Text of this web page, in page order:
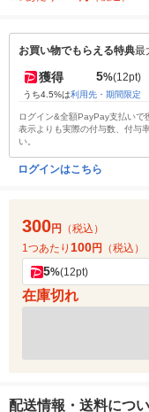
お買い物でもらえる特典最
獲得 5%(12pt)
うち4.5%は利用先・期間限定
ログイン&全額PayPay支払いで
表示よりも実際の付与数、付与
い。
ログインはこちら
300円
（税込）
1つあたり 100円 （税込）
5%(12pt)
在庫切れ
配送情報・送料につ